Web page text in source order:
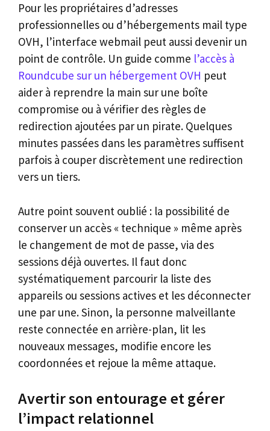
Pour les propriétaires d’adresses
professionnelles ou d’hébergements mail type
OVH, l’interface webmail peut aussi devenir un
point de contrôle. Un guide comme l’accès à
Roundcube sur un hébergement OVH peut
aider à reprendre la main sur une boîte
compromise ou à vérifier des règles de
redirection ajoutées par un pirate. Quelques
minutes passées dans les paramètres suffisent
parfois à couper discrètement une redirection
vers un tiers.
Autre point souvent oublié : la possibilité de
conserver un accès « technique » même après
le changement de mot de passe, via des
sessions déjà ouvertes. Il faut donc
systématiquement parcourir la liste des
appareils ou sessions actives et les déconnecter
une par une. Sinon, la personne malveillante
reste connectée en arrière-plan, lit les
nouveaux messages, modifie encore les
coordonnées et rejoue la même attaque.
Avertir son entourage et gérer
l’impact relationnel